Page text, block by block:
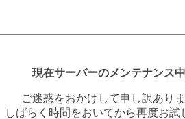
現在サーバーのメンテナンス中
ご迷惑をおかけして申し訳ありま
しばらく時間をおいてから再度お試